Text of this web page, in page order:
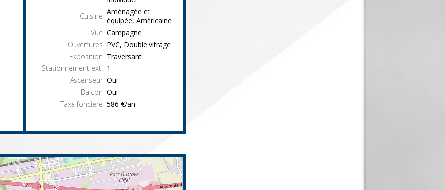
Cuisine Aménagée et
équipée, Américaine
Vue Campagne
Ouvertures PVC, Double vitrage
Exposition Traversant
Stationnement ext. 1
Ascenseur Oui
Balcon Oui
Taxe foncière 586 €/an